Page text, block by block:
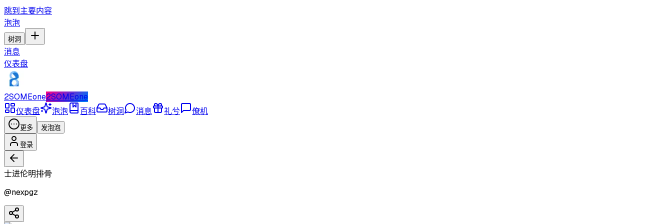
跳到主要内容
泡泡
树洞
消息
仪表盘
2SOMEone2SOMEone
仪表盘
泡泡 百科 树洞 消息 礼兮 僚机
更多 发泡泡
登录
士进伦明排骨
@nexpgz